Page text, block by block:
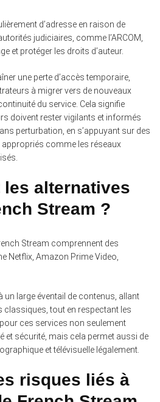
d’adresse en raison de
judiciaires, comme l’ARCOM,
et protéger les droits d’auteur.
une perte d’accès temporaire,
à migrer vers de nouveaux
du service. Cela signifie
doivent rester vigilants et informés
perturbation, en s’appuyant sur des
comme les réseaux
alternatives
Stream ?
Stream comprennent des
Netflix, Amazon Prime Video,
large éventail de contenus, allant
classiques, tout en respectant les
ces services non seulement
et sécurité, mais cela permet aussi de
et télévisuelle légalement.
risques liés à